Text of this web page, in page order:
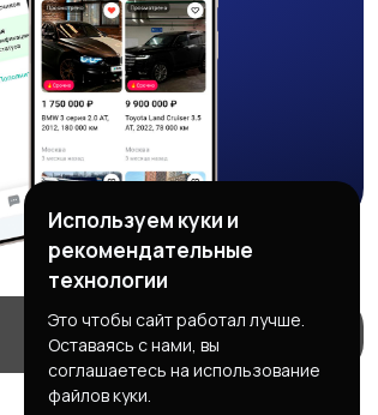
Используем куки и
рекомендательные
технологии
Это чтобы сайт работал лучше.
Оставаясь с нами, вы
соглашаетесь на использование
файлов куки.